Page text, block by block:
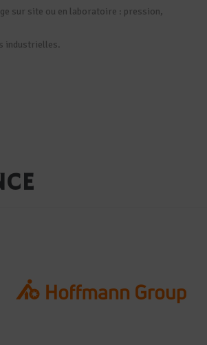
sur site ou en laboratoire : pression,
industrielles.